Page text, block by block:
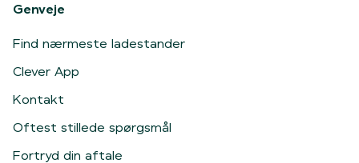
Genveje
Find nærmeste ladestander
Clever App
Kontakt
Oftest stillede spørgsmål
Fortryd din aftale